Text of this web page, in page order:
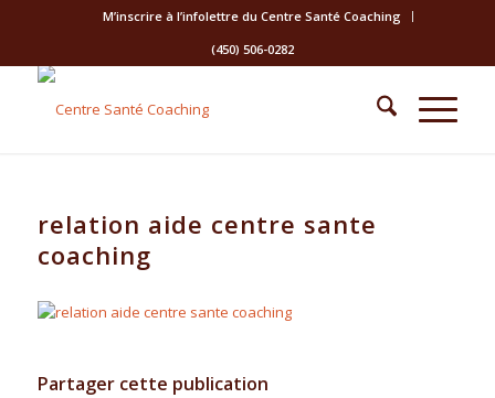
M’inscrire à l’infolettre du Centre Santé Coaching
(450) 506-0282
relation aide centre sante
coaching
Partager cette publication